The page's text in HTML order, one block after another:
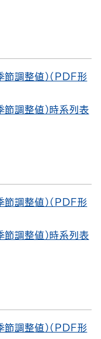
節調整値）（PDF形
節調整値）時系列表
節調整値）（PDF形
節調整値）時系列表
節調整値）（PDF形